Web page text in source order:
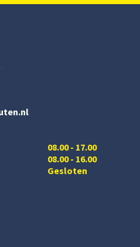
08.00 - 17.00
08.00 - 16.00
Gesloten